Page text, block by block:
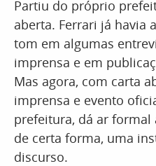
Partiu do próprio
aberta. Ferrari já havia
tom em algumas
imprensa e em
Mas agora, com carta
imprensa e evento
prefeitura, dá ar formal
de certa forma, uma
discurso.